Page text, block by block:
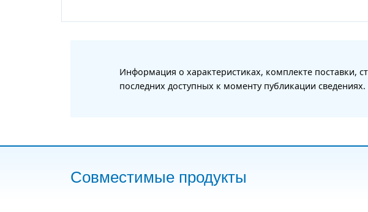
Информация о характеристиках, комплекте поставки,
последних доступных к моменту публикации сведениях.
Совместимые продукты